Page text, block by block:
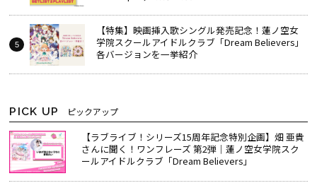
【特集】映画挿入歌シングル発売記念！蓮ノ空女
学院スクールアイドルクラブ「Dream Believers」
各バージョンを一挙紹介
PICK UP ピックアップ
【ラブライブ！シリーズ15周年記念特別企画】畑 亜貴
さんに聞く！ワンフレーズ 第2弾｜蓮ノ空女学院スク
ールアイドルクラブ「Dream Believers」